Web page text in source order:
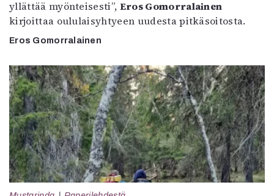
yllättää myönteisesti”, Eros Gomorralainen
kirjoittaa oululaisyhtyeen uudesta pitkäsoitosta.
Eros Gomorralainen